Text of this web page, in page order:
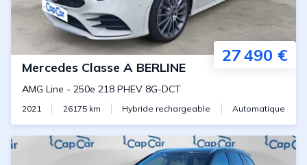
27 490 €
Mercedes Classe A BERLINE
AMG Line - 250e 218 PHEV 8G-DCT
2021 26175km Hybride rechargeable Automatique